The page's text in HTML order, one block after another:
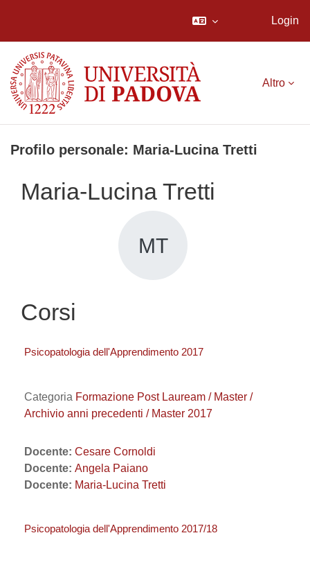
Login
Altro
Profilo personale: Maria-Lucina Tretti
Maria-Lucina Tretti
MT
Corsi
Psicopatologia dell'Apprendimento 2017
Categoria Formazione Post Lauream / Master /
Archivio anni precedenti / Master 2017
Docente: Cesare Cornoldi
Docente: Angela Paiano
Docente: Maria-Lucina Tretti
Psicopatologia dell'Apprendimento 2017/18